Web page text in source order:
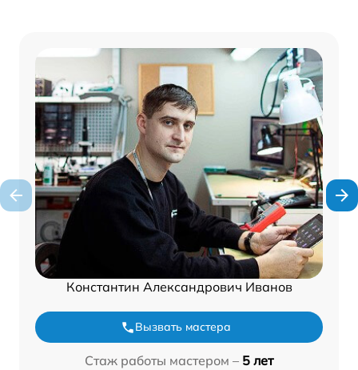
Константин Александрович Иванов
Вызвать мастера
Стаж работы мастером – 5 лет